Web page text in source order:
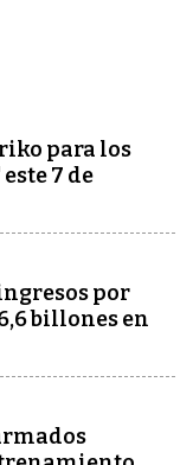
para los
7 de
por
billones en